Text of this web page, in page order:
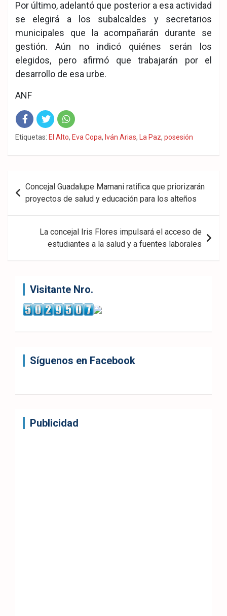
Por último, adelantó que posterior a esa actividad
se elegirá a los subalcaldes y secretarios
municipales que la acompañarán durante se
gestión. Aún no indicó quiénes serán los
elegidos, pero afirmó que trabajarán por el
desarrollo de esa urbe.
ANF
Fac
eb
Twit
ter
Wha
tsA
Etiquetas: El Alto, Eva Copa, Iván Arias, La Paz, posesión
Navegación
de
entradas
Concejal Guadalupe Mamani ratifica que priorizarán
proyectos de salud y educación para los alteños
La concejal Iris Flores impulsará el acceso de
estudiantes a la salud y a fuentes laborales
Visitante Nro.
Síguenos en Facebook
Publicidad